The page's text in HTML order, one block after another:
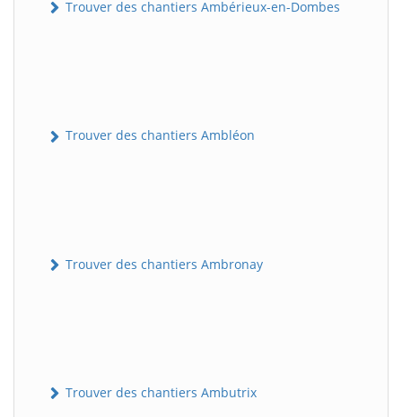
Trouver des chantiers Ambérieux-en-Dombes
Trouver des chantiers Ambléon
Trouver des chantiers Ambronay
Trouver des chantiers Ambutrix